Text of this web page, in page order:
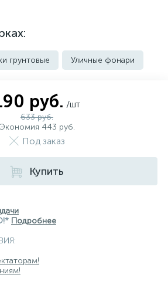
грунтовые Уличные фонари
руб. /шт
633 руб.
Экономия 443 руб.
Под заказ
Купить
Подробнее